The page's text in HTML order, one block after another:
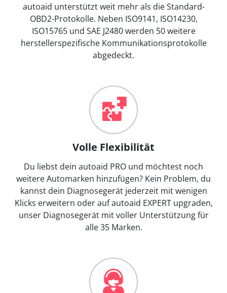
autoaid unterstützt weit mehr als die Standard-
OBD2-Protokolle. Neben ISO9141, ISO14230,
ISO15765 und SAE J2480 werden 50 weitere
herstellerspezifische Kommunikationsprotokolle
abgedeckt.
Volle Flexibilität
Du liebst dein autoaid PRO und möchtest noch
weitere Automarken hinzufügen? Kein Problem, du
kannst dein Diagnosegerät jederzeit mit wenigen
Klicks erweitern oder auf autoaid EXPERT upgraden,
unser Diagnosegerät mit voller Unterstützung für
alle 35 Marken.